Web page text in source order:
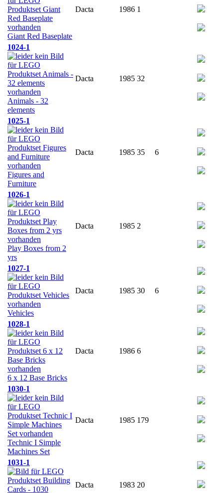
Giant Red Baseplate
Dacta 1986 1
1024-1
Animals - 32
elements
Dacta 1985 32
1025-1
Figures and
Furniture
Dacta 1985 35 6
1026-1
Play Boxes from 2
yrs
Dacta 1985 2
1027-1
Vehicles
Dacta 1985 30 6
1028-1
6 x 12 Base Bricks
Dacta 1986 6
1030-1
Technic I Simple
Machines Set
Dacta 1985 179
1031-1
Dacta 1983 20